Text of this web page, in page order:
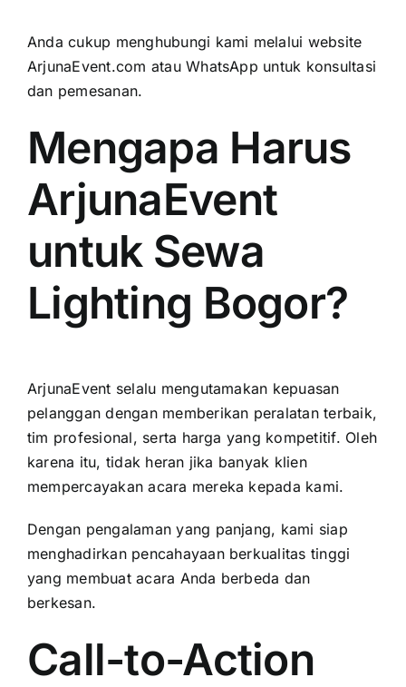
Anda cukup menghubungi kami melalui website
ArjunaEvent.com atau WhatsApp untuk konsultasi
dan pemesanan.
Mengapa Harus
ArjunaEvent
untuk Sewa
Lighting Bogor?
ArjunaEvent selalu mengutamakan kepuasan
pelanggan dengan memberikan peralatan terbaik,
tim profesional, serta harga yang kompetitif. Oleh
karena itu, tidak heran jika banyak klien
mempercayakan acara mereka kepada kami.
Dengan pengalaman yang panjang, kami siap
menghadirkan pencahayaan berkualitas tinggi
yang membuat acara Anda berbeda dan
berkesan.
Call-to-Action